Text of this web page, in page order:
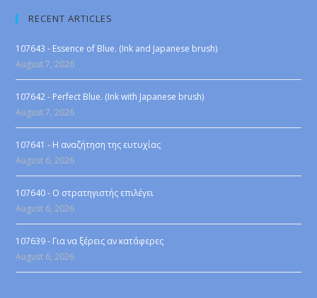
RECENT ARTICLES
107643 - Essence of Blue. (Ink and Japanese brush)
August 7, 2026
107642 - Perfect Blue. (Ink with Japanese brush)
August 7, 2026
107641 - Η αναζήτηση της ευτυχίας
August 6, 2026
107640 - Ο στρατηγιστής επιλέγει
August 6, 2026
107639 - Για να ξέρεις αν κατάφερες
August 6, 2026